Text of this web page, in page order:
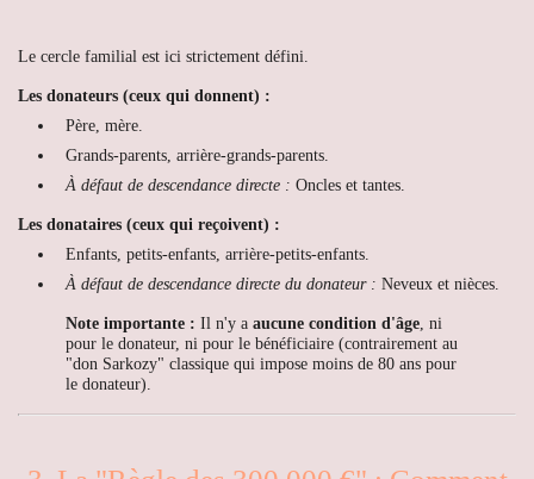
Le cercle familial est ici strictement défini.
Les donateurs (ceux qui donnent) :
Père, mère.
Grands-parents, arrière-grands-parents.
À défaut de descendance directe : Oncles et tantes.
Les donataires (ceux qui reçoivent) :
Enfants, petits-enfants, arrière-petits-enfants.
À défaut de descendance directe du donateur : Neveux et nièces.
Note importante : Il n'y a aucune condition d'âge, ni
pour le donateur, ni pour le bénéficiaire (contrairement au
"don Sarkozy" classique qui impose moins de 80 ans pour
le donateur).